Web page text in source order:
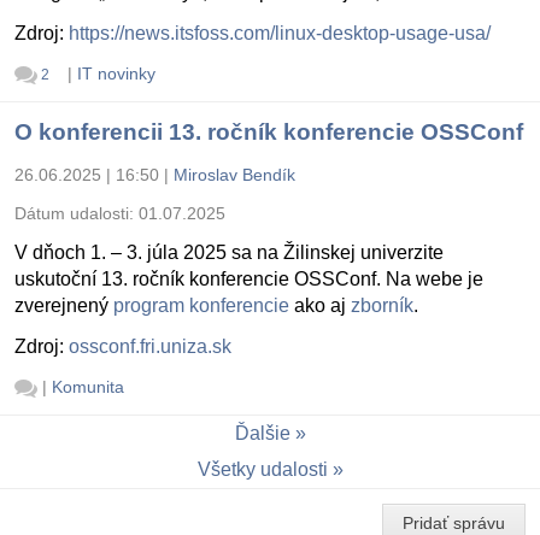
Zdroj: https://news.itsfoss.com/linux-desktop-usage-usa/
2 | IT novinky
O konferencii 13. ročník konferencie OSSConf
26.06.2025 | 16:50 | Miroslav Bendík
Dátum udalosti: 01.07.2025
V dňoch 1. – 3. júla 2025 sa na Žilinskej univerzite
uskutoční 13. ročník konferencie OSSConf. Na webe je
zverejnený program konferencie ako aj zborník.
Zdroj: ossconf.fri.uniza.sk
| Komunita
Ďalšie
Všetky udalosti
Pridať správu